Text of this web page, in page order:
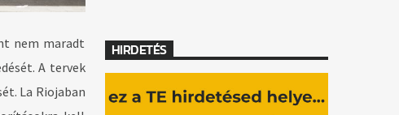
nem maradt
A tervek
La Riojaban
HIRDETÉS